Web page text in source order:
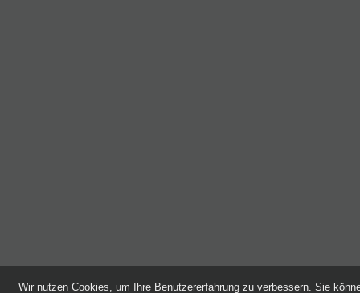
Wir nutzen Cookies, um Ihre Benutzererfahrung zu verbessern. Sie